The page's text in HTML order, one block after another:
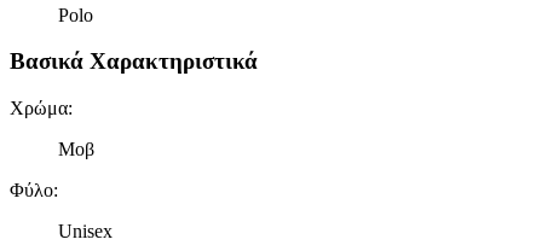
Polo
Βασικά Χαρακτηριστικά
Χρώμα:
Μοβ
Φύλο:
Unisex